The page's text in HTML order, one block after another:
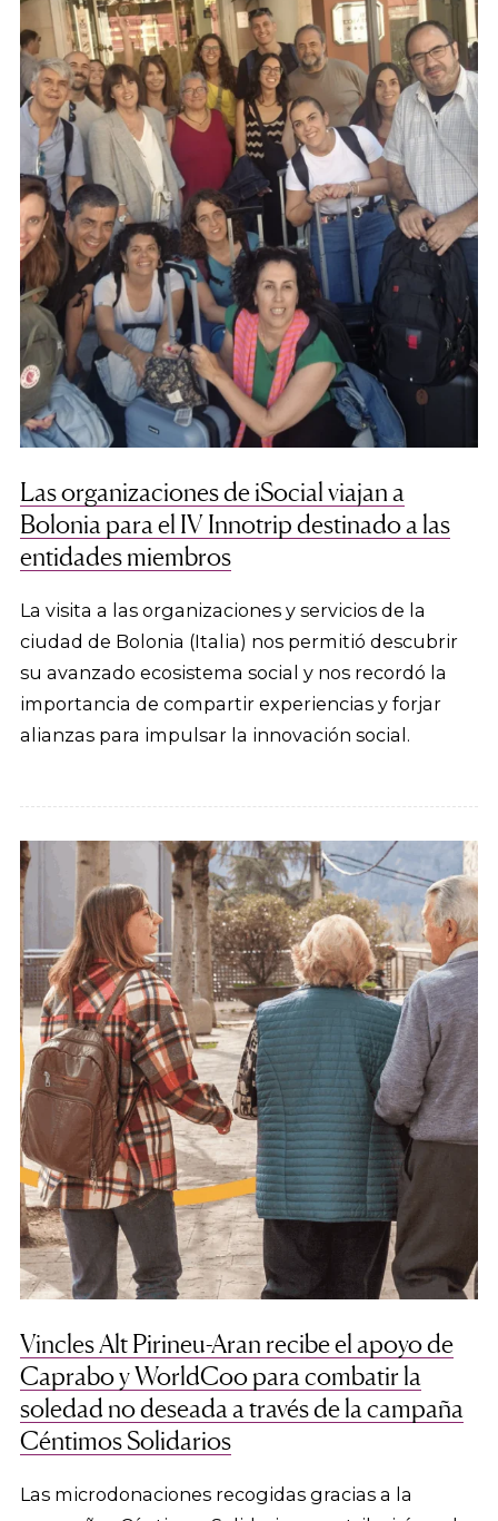
Las organizaciones de iSocial viajan a
Bolonia para el IV Innotrip destinado a las
entidades miembros
La visita a las organizaciones y servicios de la
ciudad de Bolonia (Italia) nos permitió descubrir
su avanzado ecosistema social y nos recordó la
importancia de compartir experiencias y forjar
alianzas para impulsar la innovación social.
Vincles Alt Pirineu-Aran recibe el apoyo de
Caprabo y WorldCoo para combatir la
soledad no deseada a través de la campaña
Céntimos Solidarios
Las microdonaciones recogidas gracias a la